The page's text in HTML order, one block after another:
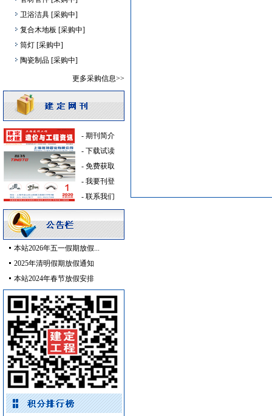
卫浴洁具 [采购中]
复合木地板 [采购中]
筒灯 [采购中]
陶瓷制品 [采购中]
防水防腐 [采购中]
阀门组件室外排水
稳压泵 [采购中]
交通标识牌 [采购中]
幕墙
[采购中]
铝扣版 [采购中]
卫生洁具 [采购中]
管材管件 [采购中]
仪器仪表 [采购中]
消防排烟 [采购中]
外墙装饰 [采购中]
插座开关酒店设备 [采购中]
抛光砖石 [采购中]
中央空调 [采购中]
发电机 [采购中]
铝扣版 [采购中]
PVC窗帘 [采购中]
供水设备 [采购中]
消防工程 [采购中]
防静电地板 [采购中]
智能建筑 [采购中]
更多采购信息>>
- 期刊简介
- 下载试读
- 免费获取
- 我要刊登
- 联系我们
本站2026年五一假期放假...
2025年清明假期放假通知
本站2024年春节放假安排